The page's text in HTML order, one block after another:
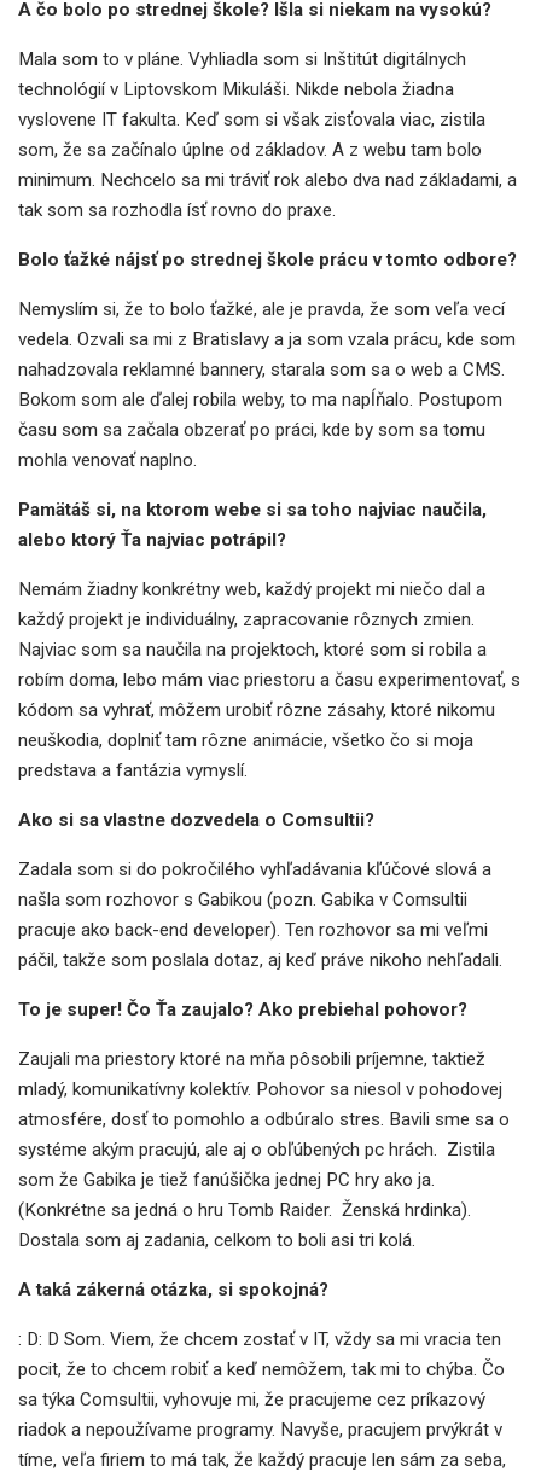
A čo bolo po strednej škole? Išla si niekam na vysokú?
Mala som to v pláne. Vyhliadla som si Inštitút digitálnych
technológií v Liptovskom Mikuláši. Nikde nebola žiadna
vyslovene IT fakulta. Keď som si však zisťovala viac, zistila
som, že sa začínalo úplne od základov. A z webu tam bolo
minimum. Nechcelo sa mi tráviť rok alebo dva nad základami, a
tak som sa rozhodla ísť rovno do praxe.
Bolo ťažké nájsť po strednej škole prácu v tomto odbore?
Nemyslím si, že to bolo ťažké, ale je pravda, že som veľa vecí
vedela. Ozvali sa mi z Bratislavy a ja som vzala prácu, kde som
nahadzovala reklamné bannery, starala som sa o web a CMS.
Bokom som ale ďalej robila weby, to ma napĺňalo. Postupom
času som sa začala obzerať po práci, kde by som sa tomu
mohla venovať naplno.
Pamätáš si, na ktorom webe si sa toho najviac naučila,
alebo ktorý Ťa najviac potrápil?
Nemám žiadny konkrétny web, každý projekt mi niečo dal a
každý projekt je individuálny, zapracovanie rôznych zmien.
Najviac som sa naučila na projektoch, ktoré som si robila a
robím doma, lebo mám viac priestoru a času experimentovať, s
kódom sa vyhrať, môžem urobiť rôzne zásahy, ktoré nikomu
neuškodia, doplniť tam rôzne animácie, všetko čo si moja
predstava a fantázia vymyslí.
Ako si sa vlastne dozvedela o Comsultii?
Zadala som si do pokročilého vyhľadávania kľúčové slová a
našla som rozhovor s Gabikou (pozn. Gabika v Comsultii
pracuje ako back-end developer). Ten rozhovor sa mi veľmi
páčil, takže som poslala dotaz, aj keď práve nikoho nehľadali.
To je super! Čo Ťa zaujalo? Ako prebiehal pohovor?
Zaujali ma priestory ktoré na mňa pôsobili príjemne, taktiež
mladý, komunikatívny kolektív. Pohovor sa niesol v pohodovej
atmosfére, dosť to pomohlo a odbúralo stres. Bavili sme sa o
systéme akým pracujú, ale aj o obľúbených pc hrách. Zistila
som že Gabika je tiež fanúšička jednej PC hry ako ja.
(Konkrétne sa jedná o hru Tomb Raider. Ženská hrdinka).
Dostala som aj zadania, celkom to boli asi tri kolá.
A taká zákerná otázka, si spokojná?
: D: D Som. Viem, že chcem zostať v IT, vždy sa mi vracia ten
pocit, že to chcem robiť a keď nemôžem, tak mi to chýba. Čo
sa týka Comsultii, vyhovuje mi, že pracujeme cez príkazový
riadok a nepoužívame programy. Navyše, pracujem prvýkrát v
tíme, veľa firiem to má tak, že každý pracuje len sám za seba,